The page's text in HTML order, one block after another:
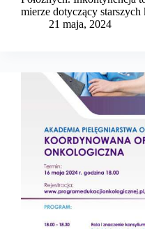
mierze dotyczący
21 maja, 2024